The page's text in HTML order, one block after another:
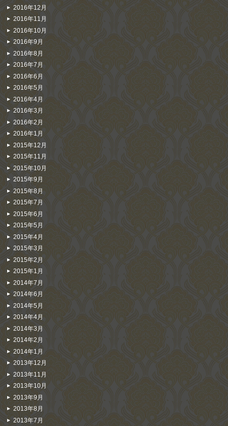
2016年12月
2016年11月
2016年10月
2016年9月
2016年8月
2016年7月
2016年6月
2016年5月
2016年4月
2016年3月
2016年2月
2016年1月
2015年12月
2015年11月
2015年10月
2015年9月
2015年8月
2015年7月
2015年6月
2015年5月
2015年4月
2015年3月
2015年2月
2015年1月
2014年7月
2014年6月
2014年5月
2014年4月
2014年3月
2014年2月
2014年1月
2013年12月
2013年11月
2013年10月
2013年9月
2013年8月
2013年7月